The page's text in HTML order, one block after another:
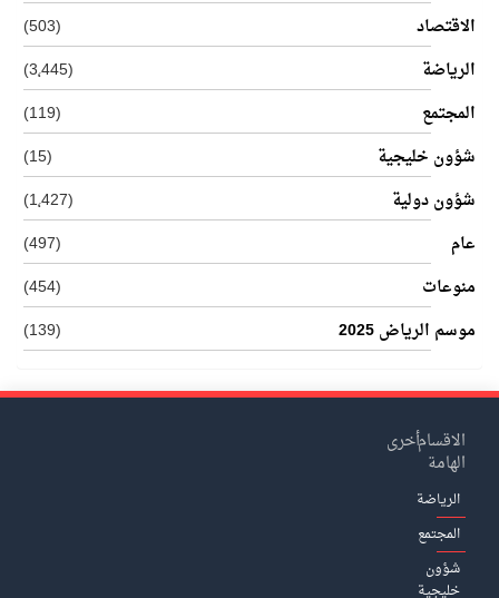
الاقتصاد
(503)
الرياضة
(3٬445)
المجتمع
(119)
شؤون خليجية
(15)
شؤون دولية
(1٬427)
عام
(497)
منوعات
(454)
موسم الرياض 2025
(139)
الاقسام
الهامة
الرياضة
المجتمع
شؤون
خليجية
أخرى